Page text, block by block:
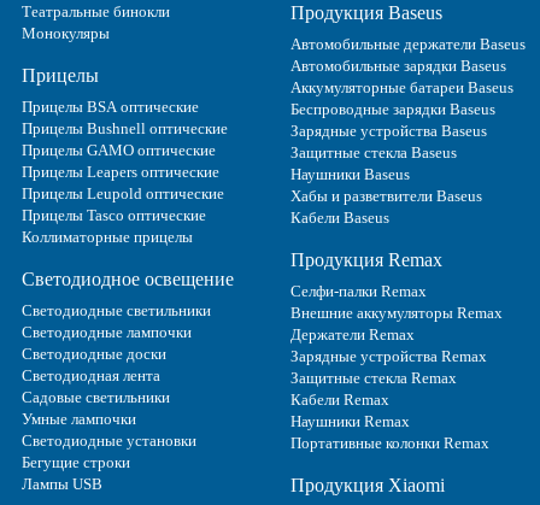
Театральные бинокли
Монокуляры
Прицелы
Прицелы BSA оптические
Прицелы Bushnell оптические
Прицелы GAMO оптические
Прицелы Leapers оптические
Прицелы Leupold оптические
Прицелы Tasco оптические
Коллиматорные прицелы
Светодиодное освещение
Светодиодные светильники
Светодиодные лампочки
Светодиодные доски
Светодиодная лента
Садовые светильники
Умные лампочки
Светодиодные установки
Бегущие строки
Лампы USB
Продукция Baseus
Автомобильные держатели Baseus
Автомобильные зарядки Baseus
Аккумуляторные батареи Baseus
Беспроводные зарядки Baseus
Зарядные устройства Baseus
Защитные стекла Baseus
Наушники Baseus
Хабы и разветвители Baseus
Кабели Baseus
Продукция Remax
Селфи-палки Remax
Внешние аккумуляторы Remax
Держатели Remax
Зарядные устройства Remax
Защитные стекла Remax
Кабели Remax
Наушники Remax
Портативные колонки Remax
Продукция Xiaomi